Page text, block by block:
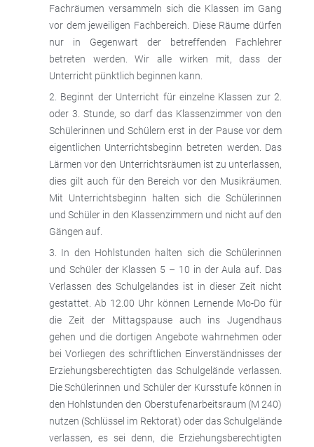
Fachräumen versammeln sich die Klassen im Gang
vor dem jeweiligen Fachbereich. Diese Räume dürfen
nur in Gegenwart der betreffenden Fachlehrer
betreten werden. Wir alle wirken mit, dass der
Unterricht pünktlich beginnen kann.
Beginnt der Unterricht für einzelne Klassen zur 2.
oder 3. Stunde, so darf das Klassenzimmer von den
Schülerinnen und Schülern erst in der Pause vor dem
eigentlichen Unterrichtsbeginn betreten werden. Das
Lärmen vor den Unterrichtsräumen ist zu unterlassen,
dies gilt auch für den Bereich vor den Musikräumen.
Mit Unterrichtsbeginn halten sich die Schülerinnen
und Schüler in den Klassenzimmern und nicht auf den
Gängen auf.
In den Hohlstunden halten sich die Schülerinnen
und Schüler der Klassen 5 – 10 in der Aula auf. Das
Verlassen des Schulgeländes ist in dieser Zeit nicht
gestattet. Ab 12.00 Uhr können Lernende Mo-Do für
die Zeit der Mittagspause auch ins Jugendhaus
gehen und die dortigen Angebote wahrnehmen oder
bei Vorliegen des schriftlichen Einverständnisses der
Erziehungsberechtigten das Schulgelände verlassen.
Die Schülerinnen und Schüler der Kursstufe können in
den Hohlstunden den Oberstufenarbeitsraum (M 240)
nutzen (Schlüssel im Rektorat) oder das Schulgelände
verlassen, es sei denn, die Erziehungsberechtigten